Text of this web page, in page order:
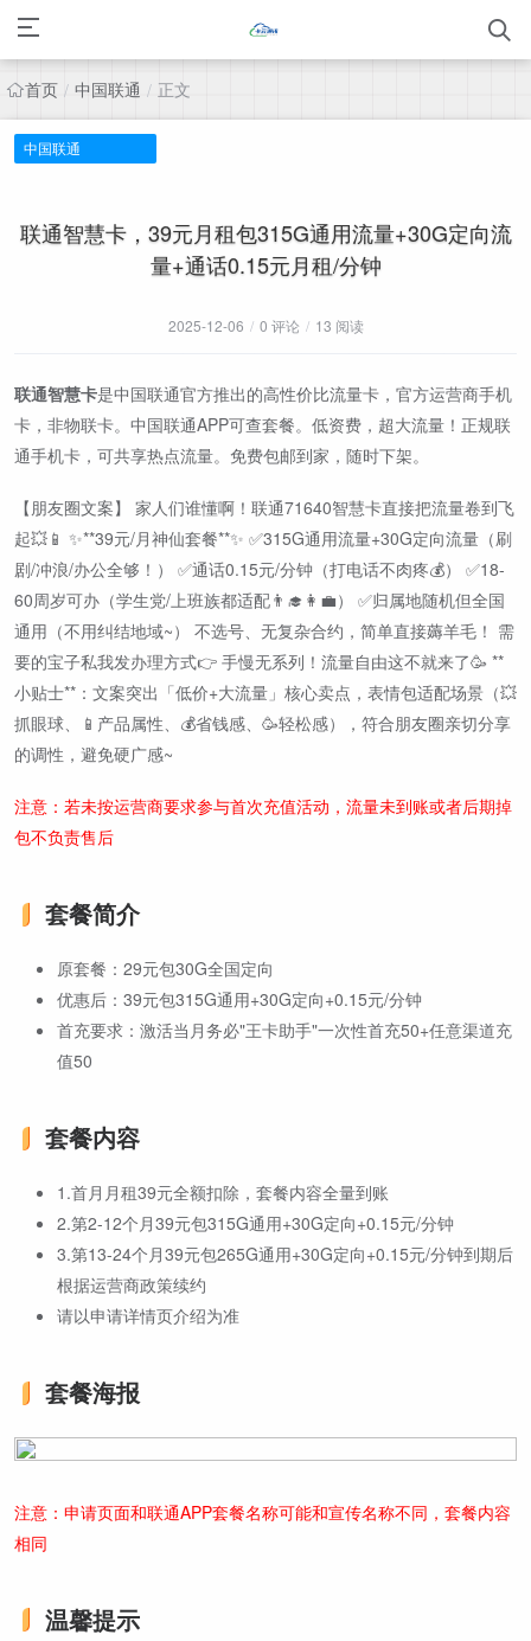
首页 / 中国联通 / 正文
中国联通
联通智慧卡，39元月租包315G通用流量+30G定向流
量+通话0.15元月租/分钟
2025-12-06 / 0 评论 / 13 阅读
联通智慧卡是中国联通官方推出的高性价比流量卡，官方运营商手机
卡，非物联卡。中国联通APP可查套餐。低资费，超大流量！正规联
通手机卡，可共享热点流量。免费包邮到家，随时下架。
【朋友圈文案】 家人们谁懂啊！联通71640智慧卡直接把流量卷到飞
起💥📱 ✨**39元/月神仙套餐**✨ ✅315G通用流量+30G定向流量（刷
剧/冲浪/办公全够！） ✅通话0.15元/分钟（打电话不肉疼💰） ✅18-
60周岁可办（学生党/上班族都适配👨‍🎓👩‍💼） ✅归属地随机但全国
通用（不用纠结地域~） 不选号、无复杂合约，简单直接薅羊毛！ 需
要的宝子私我发办理方式👉 手慢无系列！流量自由这不就来了🥳 **
小贴士**：文案突出「低价+大流量」核心卖点，表情包适配场景（💥
抓眼球、📱产品属性、💰省钱感、🥳轻松感），符合朋友圈亲切分享
的调性，避免硬广感~
注意：若未按运营商要求参与首次充值活动，流量未到账或者后期掉
包不负责售后
套餐简介
原套餐：29元包30G全国定向
优惠后：39元包315G通用+30G定向+0.15元/分钟
首充要求：激活当月务必"王卡助手"一次性首充50+任意渠道充
值50
套餐内容
1.首月月租39元全额扣除，套餐内容全量到账
2.第2-12个月39元包315G通用+30G定向+0.15元/分钟
3.第13-24个月39元包265G通用+30G定向+0.15元/分钟到期后
根据运营商政策续约
请以申请详情页介绍为准
套餐海报
注意：申请页面和联通APP套餐名称可能和宣传名称不同，套餐内容
相同
温馨提示